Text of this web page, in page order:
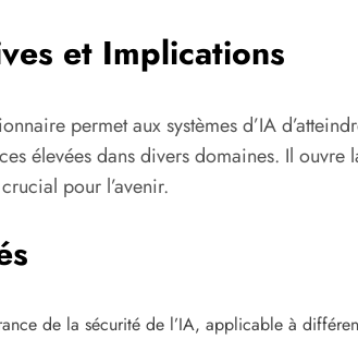
et Implications
permet aux systèmes d’IA
élevées dans divers domaines. Il
pour l’avenir.
de la sécurité de l’IA, applicable à